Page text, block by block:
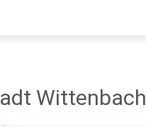
Wittenbach